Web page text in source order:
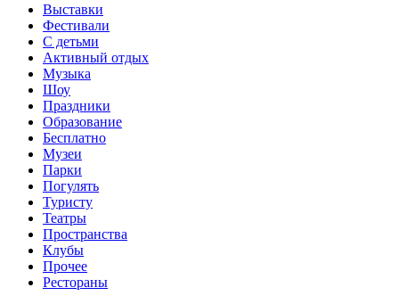
Выставки
Фестивали
С детьми
Активный отдых
Музыка
Шоу
Праздники
Образование
Бесплатно
Музеи
Парки
Погулять
Туристу
Театры
Пространства
Клубы
Прочее
Рестораны